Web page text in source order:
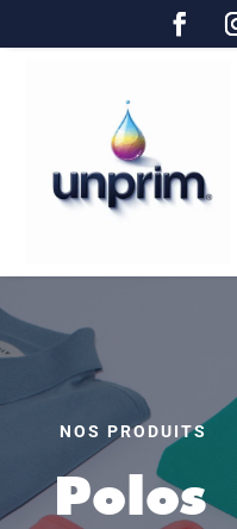
NOS PRODUITS
Polos